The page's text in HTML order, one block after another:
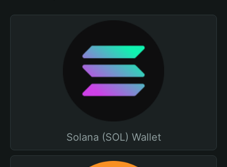
Solana (SOL) Wallet